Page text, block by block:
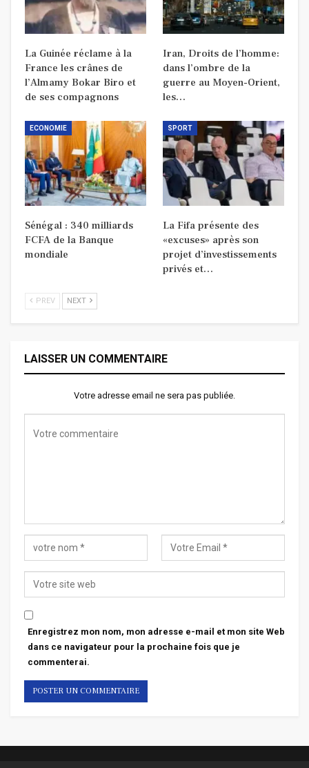
La Guinée réclame à la
France les crânes de
l’Almamy Bokar Biro et
de ses compagnons
Iran, Droits de l’homme:
dans l’ombre de la
guerre au Moyen-Orient,
les…
ECONOMIE
Sénégal : 340 milliards
FCFA de la Banque
mondiale
SPORT
La Fifa présente des
«excuses» après son
projet d’investissements
privés et…
PREV NEXT
LAISSER UN COMMENTAIRE
Votre adresse email ne sera pas publiée.
Enregistrez mon nom, mon adresse e-mail et mon site Web
dans ce navigateur pour la prochaine fois que je
commenterai.